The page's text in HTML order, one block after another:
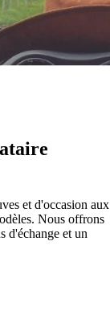
et d'occasion aux
Nous offrons
d'échange et un